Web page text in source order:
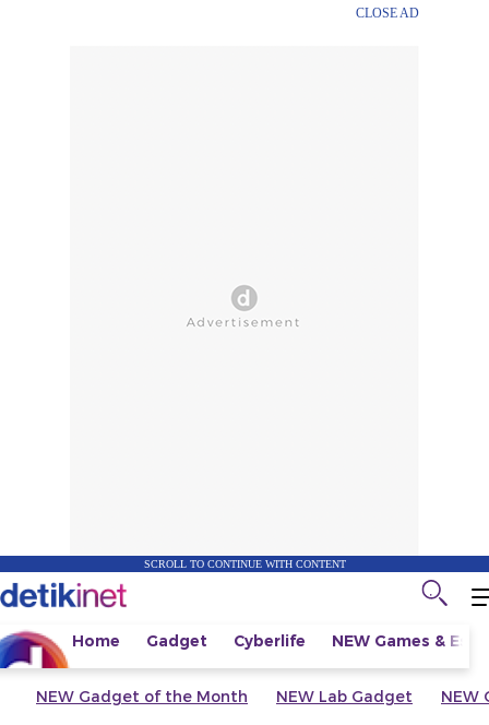
CLOSE AD
SCROLL TO CONTINUE WITH CONTENT
Home Gadget Cyberlife NEW Games &
NEW Gadget of the Month NEW Lab Gadget NEW